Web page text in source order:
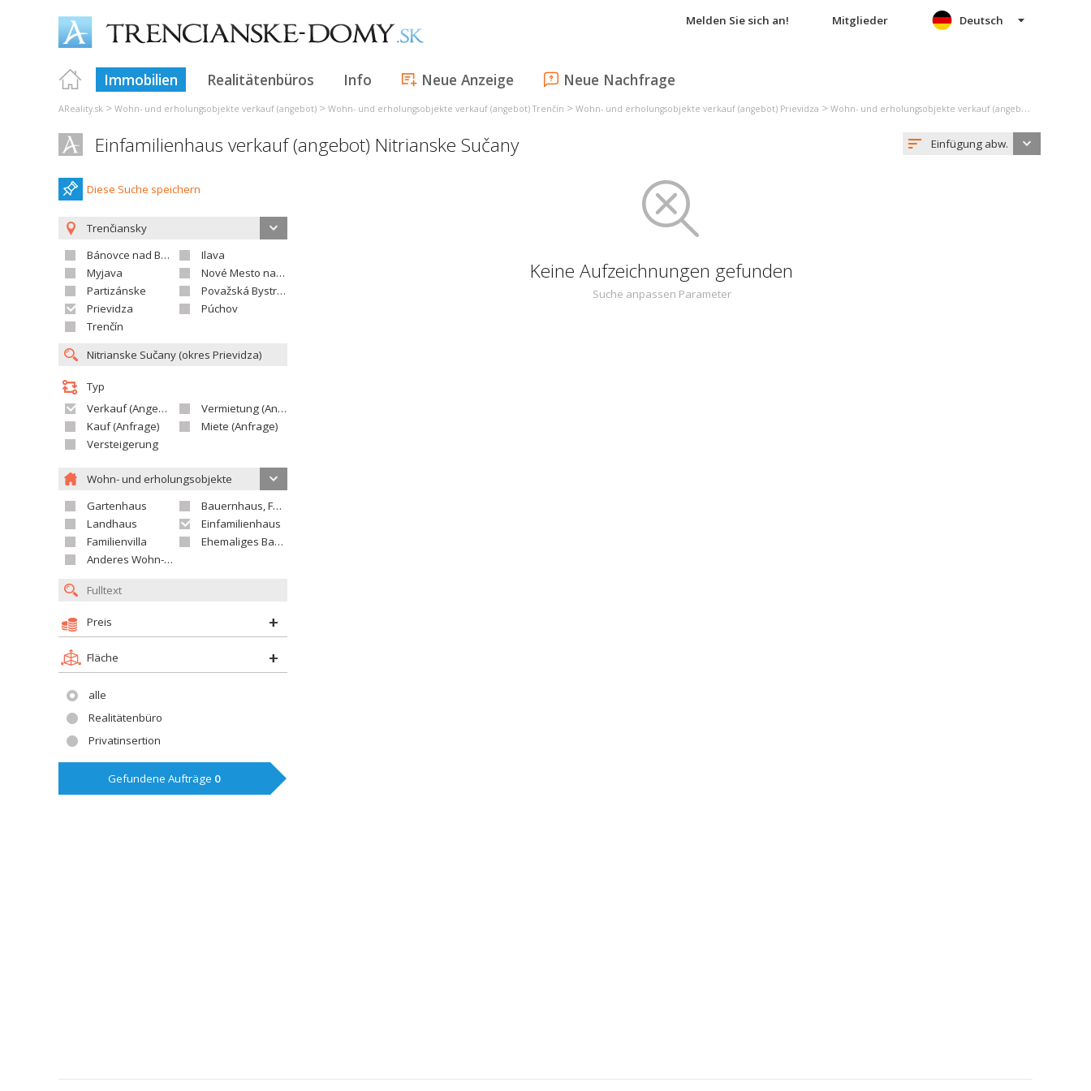
Melden Sie sich an! Mitglieder
Immobilien Realitätenbüros Info Neue Anzeige Neue Nachfrage
Deutsch
AReality.sk > Wohn- und erholungsobjekte verkauf (angebot) > Wohn- und erholungsobjekte verkauf (angebot) Trenčín > Wohn- und erholungsobjekte verkauf (angebot) Prievidza > Wohn- und erholungsobjekte verkauf (angebot) Nitrianske Sučany
Einfamilienhaus verkauf (angebot) Nitrianske Sučany Einfügung abw.
Diese Suche speichern
Trenčiansky
Bánovce nad Bebravou
Ilava
Myjava
Nové Mesto nad Váhom
Partizánske
Považská Bystrica
Prievidza
Púchov
Trenčín
Typ
Verkauf (Angebot)
Vermietung (Angebot)
Kauf (Anfrage)
Miete (Anfrage)
Versteigerung
Wohn- und erholungsobjekte
Gartenhaus
Bauernhaus, Ferienhaus
Landhaus
Einfamilienhaus
Familienvilla
Ehemaliges Bauerngut
Anderes Wohn- oder Ferienobjekt
Preis
Fläche
alle
Realitätenbüro
Privatinsertion
Gefundene Aufträge 0
Keine Aufzeichnungen gefunden
Suche anpassen Parameter